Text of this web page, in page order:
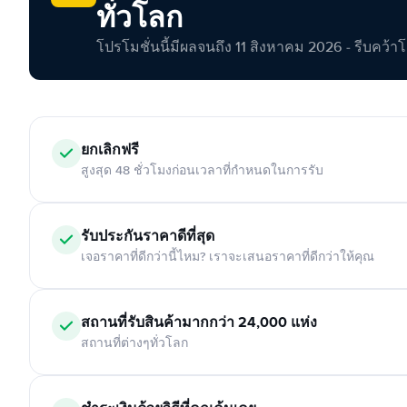
ทั่วโลก
โปรโมชั่นนี้มีผลจนถึง 11 สิงหาคม 2026 - รีบคว้า
ยกเลิกฟรี
สูงสุด 48 ชั่วโมงก่อนเวลาที่กำหนดในการรับ
รับประกันราคาดีที่สุด
เจอราคาที่ดีกว่านี้ไหม? เราจะเสนอราคาที่ดีกว่าให้คุณ
สถานที่รับสินค้ามากกว่า 24,000 แห่ง
สถานที่ต่างๆทั่วโลก